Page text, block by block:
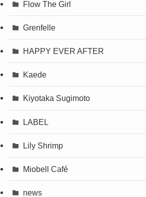
Flow The Girl
Grenfelle
HAPPY EVER AFTER
Kaede
Kiyotaka Sugimoto
LABEL
Lily Shrimp
Miobell Café
news